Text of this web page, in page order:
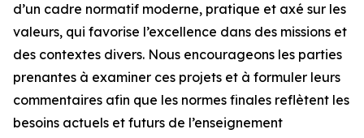
d’un cadre normatif moderne, pratique et axé sur les
valeurs, qui favorise l’excellence dans des missions et
des contextes divers. Nous encourageons les parties
prenantes à examiner ces projets et à formuler leurs
commentaires afin que les normes finales reflètent les
besoins actuels et futurs de l’enseignement